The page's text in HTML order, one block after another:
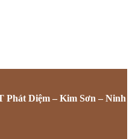
Phát Diệm – Kim Sơn – Ninh